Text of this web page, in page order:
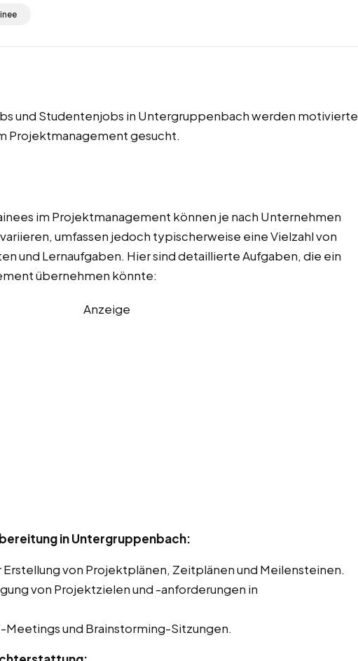
und Studentenjobs in Untergruppenbach werden motivierte
Projektmanagement gesucht.
im Projektmanagement können je nach Unternehmen
umfassen jedoch typischerweise eine Vielzahl von
und Lernaufgaben. Hier sind detaillierte Aufgaben, die ein
übernehmen könnte:
Anzeige
in Untergruppenbach:
von Projektplänen, Zeitplänen und Meilensteinen.
von Projektzielen und -anforderungen in
Meetings und Brainstorming-Sitzungen.